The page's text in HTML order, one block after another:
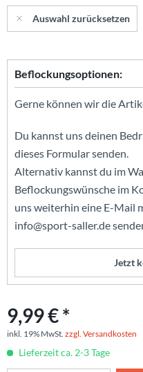
Auswahl zurücksetzen
Beflockungsoptionen:
Gerne können wir die
Du kannst uns deinen
dieses Formular senden.
Alternativ kannst du im
Beflockungswünsche im
uns weiterhin eine E-Mail
info@sport-saller.de
Jetzt
9,99 € *
inkl. 19% MwSt. zzgl. Versandkosten
Lieferzeit ca. 2-3 Tage